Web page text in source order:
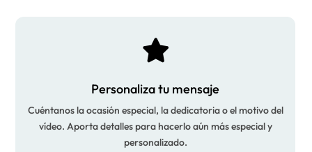

Personaliza tu mensaje
Cuéntanos la ocasión especial, la dedicatoria o el motivo del
vídeo. Aporta detalles para hacerlo aún más especial y
personalizado.